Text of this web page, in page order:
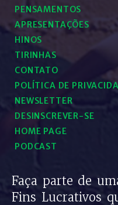
PENSAMENTOS
APRESENTAÇÕES
HINOS
TIRINHAS
CONTATO
POLÍTICA DE
NEWSLETTER
DESINSCREVER-SE
HOME PAGE
PODCAST
Faça parte de
Fins Lucrativos